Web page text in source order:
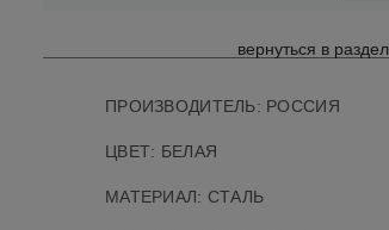
вернуться в раздел
ПРОИЗВОДИТЕЛЬ: РОССИЯ
ЦВЕТ: БЕЛАЯ
МАТЕРИАЛ: СТАЛЬ